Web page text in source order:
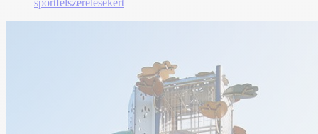
sportfelszerelésekért